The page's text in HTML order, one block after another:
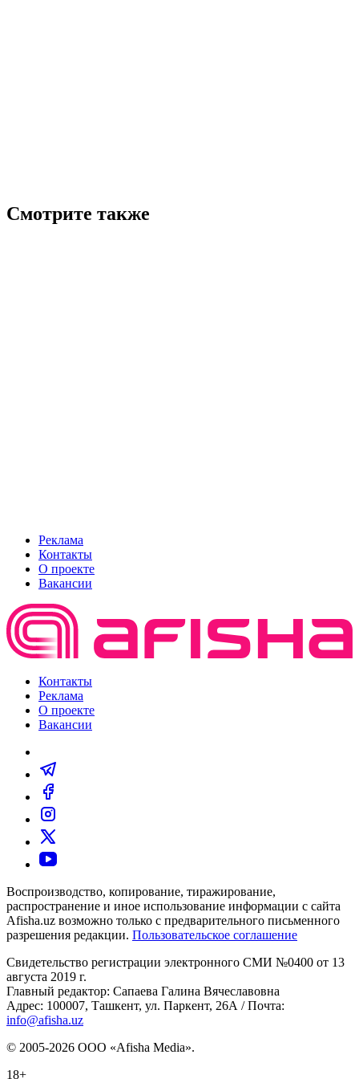
Смотрите также
Реклама
Контакты
О проекте
Вакансии
Контакты
Реклама
О проекте
Вакансии
Воспроизводство, копирование, тиражирование,
распространение и иное использование информации с сайта
Afisha.uz возможно только с предварительного письменного
разрешения редакции. Пользовательское соглашение
Свидетельство регистрации электронного СМИ №0400 от 13
августа 2019 г.
Главный редактор: Сапаева Галина Вячеславовна
Адрес: 100007, Ташкент, ул. Паркент, 26А / Почта:
info@afisha.uz
© 2005-2026 ООО «Afisha Media».
18+